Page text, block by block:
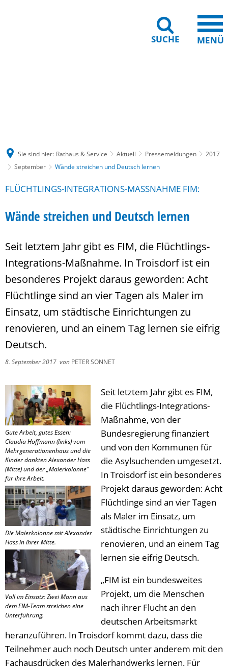
SUCHE MENÜ
Sie sind hier: Rathaus & Service Aktuell Pressemeldungen
2017
September
Wände streichen und Deutsch lernen
FLÜCHTLINGS-INTEGRATIONS-MASSNAHME FIM:
Wände streichen und Deutsch lernen
Seit letztem Jahr gibt es FIM, die Flüchtlings-
Integrations-Maßnahme. In Troisdorf ist ein
besonderes Projekt daraus geworden: Acht
Flüchtlinge sind an vier Tagen als Maler im
Einsatz, um städtische Einrichtungen zu
renovieren, und an einem Tag lernen sie eifrig
Deutsch.
8. September 2017 von PETER SONNET
Gute Arbeit, gutes Essen:
Claudia Hoffmann (links) vom
Mehrgenerationenhaus und die
Kinder dankten Alexander Hass
(Mitte) und der „Malerkolonne“
für ihre Arbeit.
Die Malerkolonne mit Alexander
Hass in ihrer Mitte.
Voll im Einsatz: Zwei Mann aus
dem FIM-Team streichen eine
Unterführung.
Seit letztem Jahr gibt es FIM,
die Flüchtlings-Integrations-
Maßnahme, von der
Bundesregierung finanziert
und von den Kommunen für
die Asylsuchenden umgesetzt.
In Troisdorf ist ein besonderes
Projekt daraus geworden: Acht
Flüchtlinge sind an vier Tagen
als Maler im Einsatz, um
städtische Einrichtungen zu
renovieren, und an einem Tag
lernen sie eifrig Deutsch.
„FIM ist ein bundesweites
Projekt, um die Menschen
nach ihrer Flucht an den
deutschen Arbeitsmarkt
heranzuführen. In Troisdorf kommt dazu, dass die
Teilnehmer auch noch Deutsch unter anderem mit den
Fachausdrücken des Malerhandwerks lernen. Für